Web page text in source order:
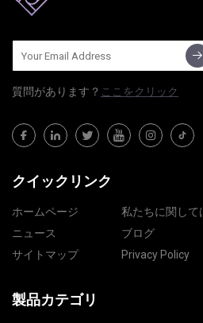
質問​​があります？ ここをクリック
クイックリンク
ホームページ 私たちに関して
ニュース
ブログ
サイトマップ
Privacy Policy
製品カテゴリ